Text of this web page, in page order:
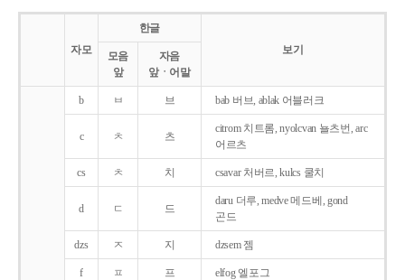
자모
한글
보기
모음
앞
자음
앞ㆍ어말
b ㅂ 브 bab 버브, ablak 어블러크
c ㅊ 츠
citrom 치트롬, nyolcvan 뇰츠번, arc
어르츠
cs ㅊ 치 csavar 처버르, kulcs 쿨치
d ㄷ 드
daru 더루, medve 메드베, gond
곤드
dzs ㅈ 지 dzsem 젬
f ㅍ 프 elfog 엘포그